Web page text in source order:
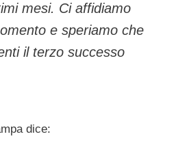
mesi. Ci affidiamo
e speriamo che
il terzo successo
dice: